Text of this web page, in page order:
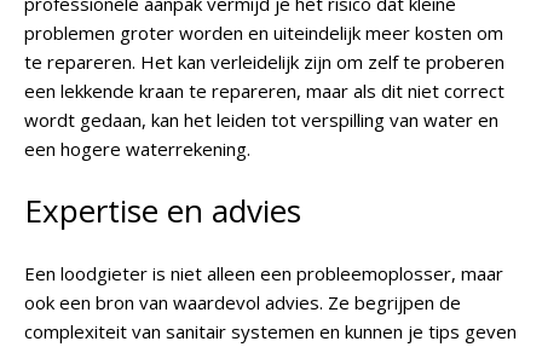
problemen groter worden en uiteindelijk meer kosten om
te repareren. Het kan verleidelijk zijn om zelf te proberen
een lekkende kraan te repareren, maar als dit niet correct
wordt gedaan, kan het leiden tot verspilling van water en
een hogere waterrekening.
Expertise en advies
Een loodgieter is niet alleen een probleemoplosser, maar
ook een bron van waardevol advies. Ze begrijpen de
complexiteit van sanitair systemen en kunnen je tips geven